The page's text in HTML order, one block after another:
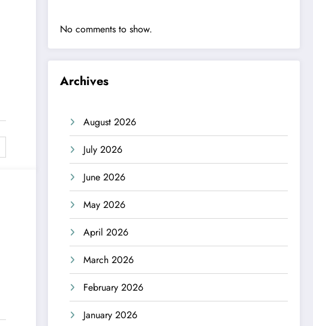
No comments to show.
Archives
August 2026
July 2026
June 2026
May 2026
April 2026
March 2026
February 2026
January 2026